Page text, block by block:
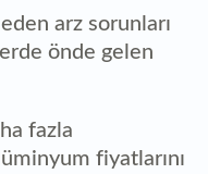
arz sorunları
önde gelen
fazla
fiyatlarını